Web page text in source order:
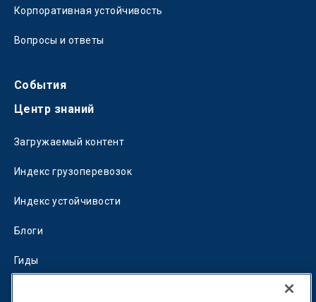
Корпоративная устойчивость
Вопросы и ответы
События
Центр знаний
Загружаемый контент
Индекс грузоперевозок
Индекс устойчивости
Блоги
Гиды